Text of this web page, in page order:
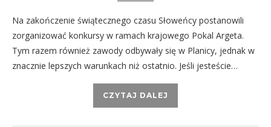
Na zakończenie świątecznego czasu Słoweńcy postanowili
zorganizować konkursy w ramach krajowego Pokal Argeta.
Tym razem również zawody odbywały się w Planicy, jednak w
znacznie lepszych warunkach niż ostatnio. Jeśli jesteście…
CZYTAJ DALEJ